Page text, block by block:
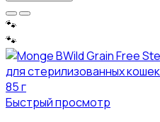
🐾
🐾
Быстрый просмотр